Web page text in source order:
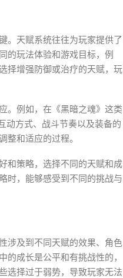
。天赋系统往往为玩家提供了
的玩法体验和游戏目标，例
择增强防御或治疗的天赋，玩
。例如，在《黑暗之魂》这类
动方式、战斗节奏以及装备的
整和适应的过程。
和策略，选择不同的天赋和成
时，能够感受到不同的挑战与
涉及到不同天赋的效果、角色
成长是公平和有挑战性的，
选择过于弱势，导致玩家无法